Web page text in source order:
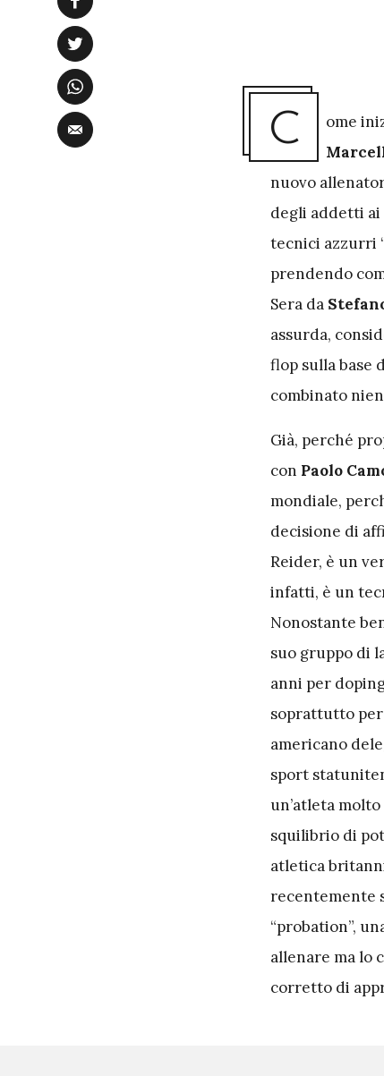
C
ome
nuovo
degli addetti
tecnici azzurri
prendendo
Sera da
assurda,
flop sulla base
combinato
Già, perché
con Paolo
mondiale,
decisione di
Reider, è un
infatti, è un
Nonostante
suo gruppo di
anni per
soprattutto per
americano
sport
un’atleta
squilibrio di
atletica
recentemente
“probation”,
allenare ma lo
corretto di